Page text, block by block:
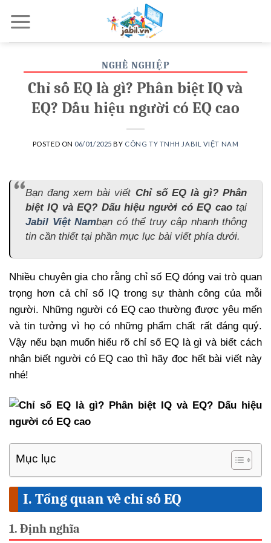
NGHỀ NGHIỆP
Chỉ số EQ là gì? Phân biệt IQ và
EQ? Dấu hiệu người có EQ cao
POSTED ON 06/01/2025 BY CÔNG TY TNHH JABIL VIỆT NAM
Bạn đang xem bài viết Chỉ số EQ là gì? Phân
biệt IQ và EQ? Dấu hiệu người có EQ caotại
Jabil Việt Nambạn có thể truy cập nhanh thông
tin cần thiết tại phần mục lục bài viết phía dưới.
Nhiều chuyên gia cho rằng chỉ số EQ đóng vai trò quan
trọng hơn cả chỉ số IQ trong sự thành công của mỗi
người. Những người có EQ cao thường được yêu mến
và tin tưởng vì họ có những phẩm chất rất đáng quý.
Vậy nếu bạn muốn hiểu rõ chỉ số EQ là gì và biết cách
nhận biết người có EQ cao thì hãy đọc hết bài viết này
nhé!
Mục lục
I. Tổng quan về chỉ số EQ
1. Định nghĩa